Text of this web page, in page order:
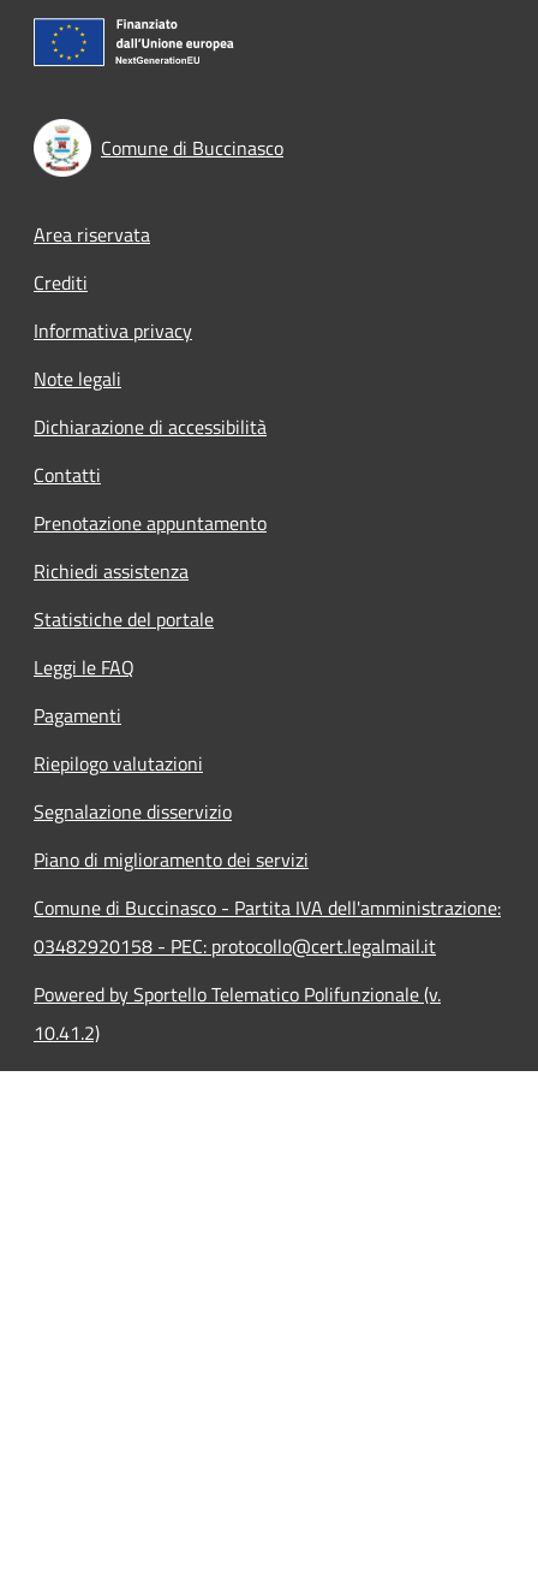
Comune di Buccinasco
Footer menu
Area riservata
Crediti
Informativa privacy
Note legali
Dichiarazione di accessibilità
Contatti
Prenotazione appuntamento
Richiedi assistenza
Statistiche del portale
Leggi le FAQ
Pagamenti
Riepilogo valutazioni
Segnalazione disservizio
Piano di miglioramento dei servizi
Comune di Buccinasco - Partita IVA dell'amministrazione:
03482920158 - PEC: protocollo@cert.legalmail.it
Powered by Sportello Telematico Polifunzionale (v.
10.41.2)